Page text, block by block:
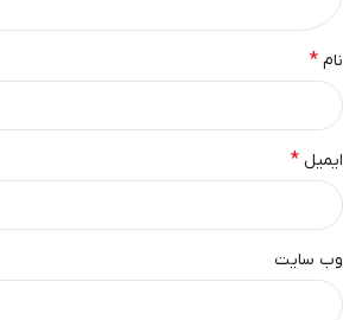
نام *
ایمیل *
وب‌ سایت